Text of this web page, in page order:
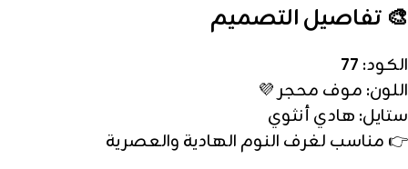
🎨 تفاصيل التصميم
الكود: 77
اللون: موف محجر 💜
ستايل: هادي أنثوي
👉 مناسب لغرف النوم الهادية والعصرية